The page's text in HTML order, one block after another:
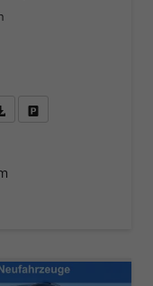
Sie an
Angebot drucken (PDF)